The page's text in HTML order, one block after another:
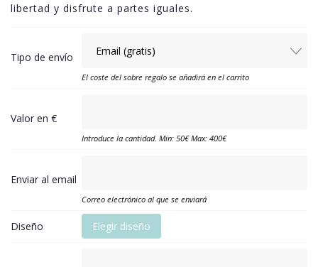
libertad y disfrute a partes iguales.
Tipo de envío
El coste del sobre regalo se añadirá en el carrito
Valor en €
Introduce la cantidad. Min: 50€ Max: 400€
Enviar al email
Correo electrónico al que se enviará
Diseño Elegir diseño